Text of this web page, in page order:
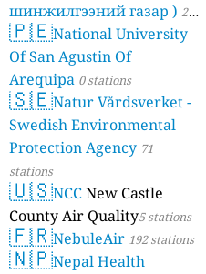
шинжилгээний газар ) 21
stations
🇵🇪National University
Of San Agustin Of
Arequipa 0 stations
🇸🇪Natur Vårdsverket -
Swedish Environmental
Protection Agency 71
stations
🇺🇸NCCNew Castle
County Air Quality5 stations
🇫🇷NebuleAir 192 stations
🇳🇵Nepal Health